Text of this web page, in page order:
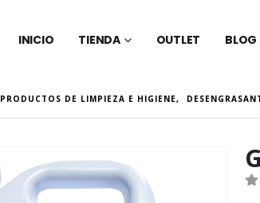
INICIO TIENDA OUTLET BLOG
PRODUCTOS DE LIMPIEZA E HIGIENE,